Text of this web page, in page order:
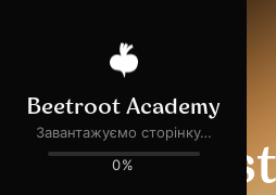
SkillBoost